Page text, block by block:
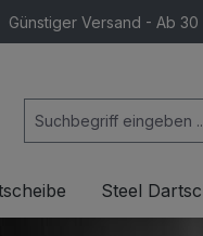
Günstiger Versand - Ab
Steel